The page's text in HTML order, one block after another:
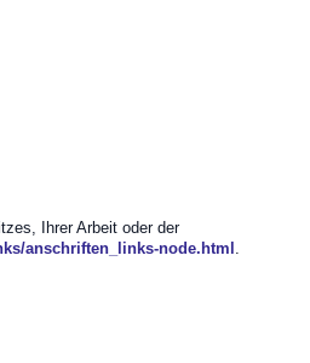
Ihrer Arbeit oder der
anschriften_links-node.html .